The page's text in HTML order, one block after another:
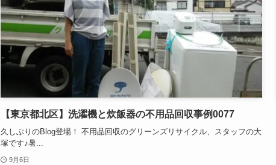
【東京都北区】洗濯機と炊飯器の不用品回収事例0077
久しぶりのBlog登場！ 不用品回収のグリーンズリサイクル、スタッフの大
塚です♪暑...
9月6日